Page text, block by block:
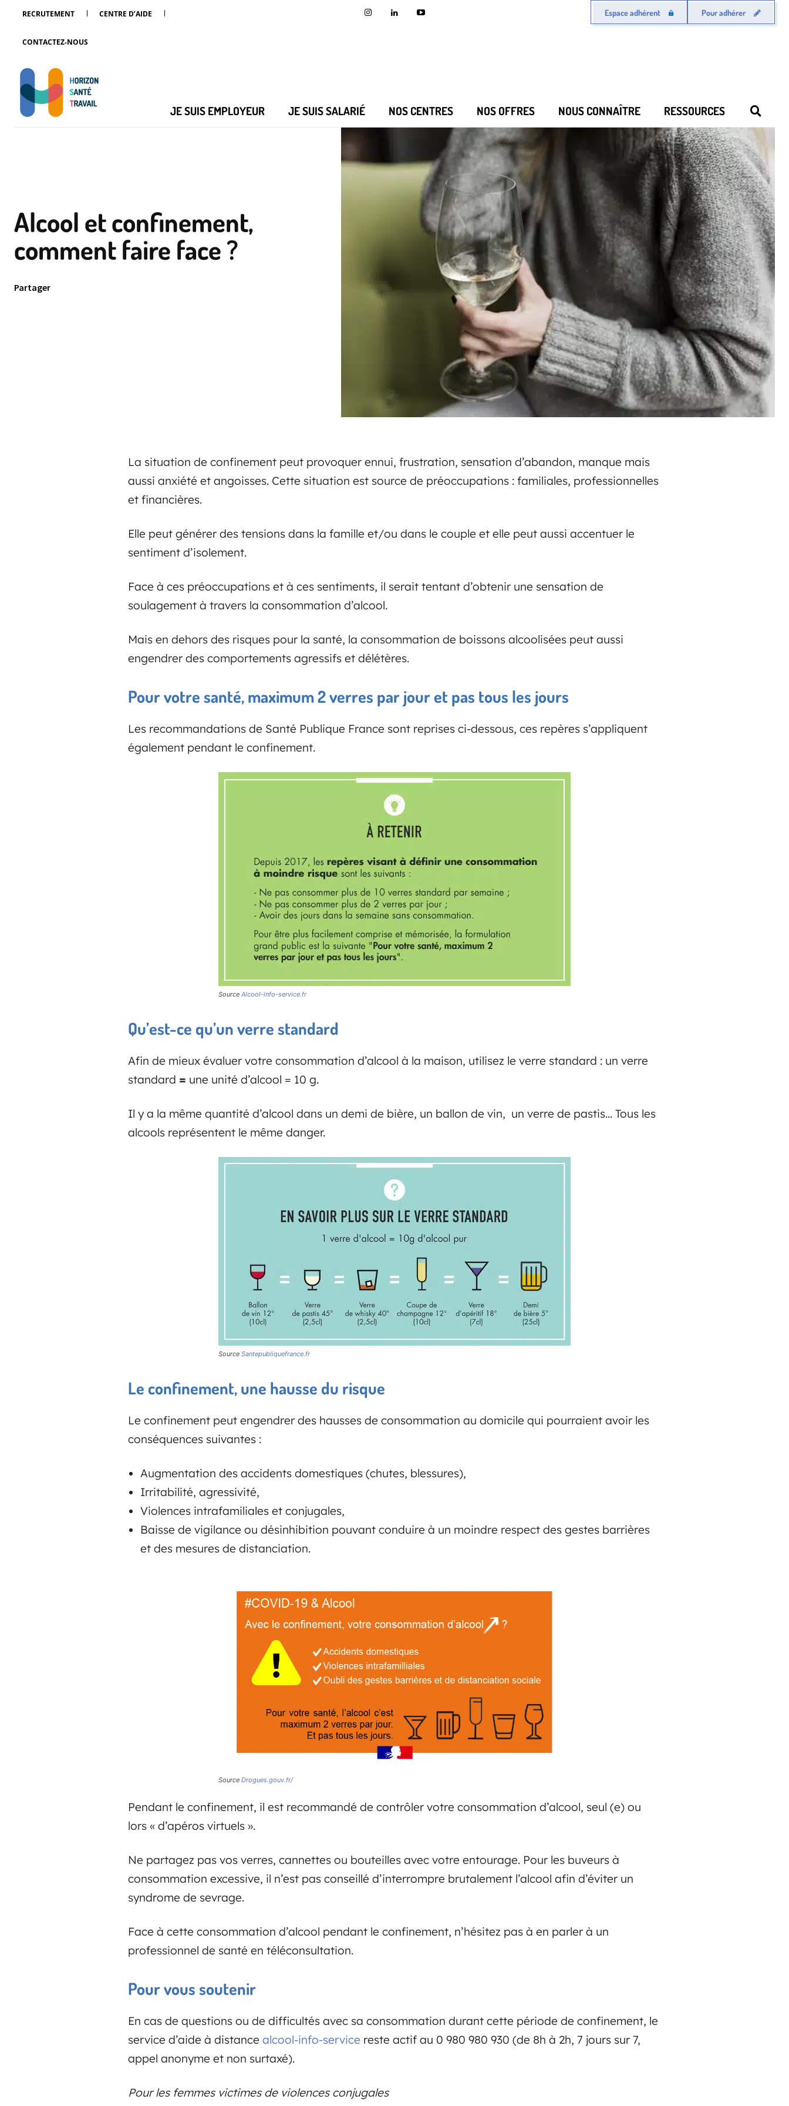
RECRUTEMENT CENTRE D’AIDE
CONTACTEZ-NOUS
Espace adhérent Pour adhérer
JE SUIS EMPLOYEUR JE SUIS SALARIÉ NOS CENTRES NOS OFFRES NOUS CONNAÎTRE RESSOURCES
Alcool et confinement,
comment faire face ?
Partager
La situation de confinement peut provoquer ennui, frustration, sensation d’abandon, manque mais
aussi anxiété et angoisses. Cette situation est source de préoccupations : familiales, professionnelles
et financières.
Elle peut générer des tensions dans la famille et/ou dans le couple et elle peut aussi accentuer le
sentiment d’isolement.
Face à ces préoccupations et à ces sentiments, il serait tentant d’obtenir une sensation de
soulagement à travers la consommation d’alcool.
Mais en dehors des risques pour la santé, la consommation de boissons alcoolisées peut aussi
engendrer des comportements agressifs et délétères.
Pour votre santé, maximum 2 verres par jour et pas tous les jours
Les recommandations de Santé Publique France sont reprises ci-dessous, ces repères s’appliquent
également pendant le confinement.
Source Alcool-info-service.fr
Qu’est-ce qu’un verre standard
Afin de mieux évaluer votre consommation d’alcool à la maison, utilisez le verre standard : un verre
standard = une unité d’alcool = 10 g.
Il y a la même quantité d’alcool dans un demi de bière, un ballon de vin, un verre de pastis… Tous les
alcools représentent le même danger.
Source Santepubliquefrance.fr
Le confinement, une hausse du risque
Le confinement peut engendrer des hausses de consommation au domicile qui pourraient avoir les
conséquences suivantes :
Augmentation des accidents domestiques (chutes, blessures),
Irritabilité, agressivité,
Violences intrafamiliales et conjugales,
Baisse de vigilance ou désinhibition pouvant conduire à un moindre respect des gestes barrières
et des mesures de distanciation.
Source Drogues.gouv.fr/
Pendant le confinement, il est recommandé de contrôler votre consommation d’alcool, seul (e) ou
lors « d’apéros virtuels ».
Ne partagez pas vos verres, cannettes ou bouteilles avec votre entourage. Pour les buveurs à
consommation excessive, il n’est pas conseillé d’interrompre brutalement l’alcool afin d’éviter un
syndrome de sevrage.
Face à cette consommation d’alcool pendant le confinement, n’hésitez pas à en parler à un
professionnel de santé en téléconsultation.
Pour vous soutenir
En cas de questions ou de difficultés avec sa consommation durant cette période de confinement, le
service d’aide à distancealcool-info-service reste actif au 0 980 980 930 (de 8h à 2h, 7 jours sur 7,
appel anonyme et non surtaxé).
Pour les femmes victimes de violences conjugales